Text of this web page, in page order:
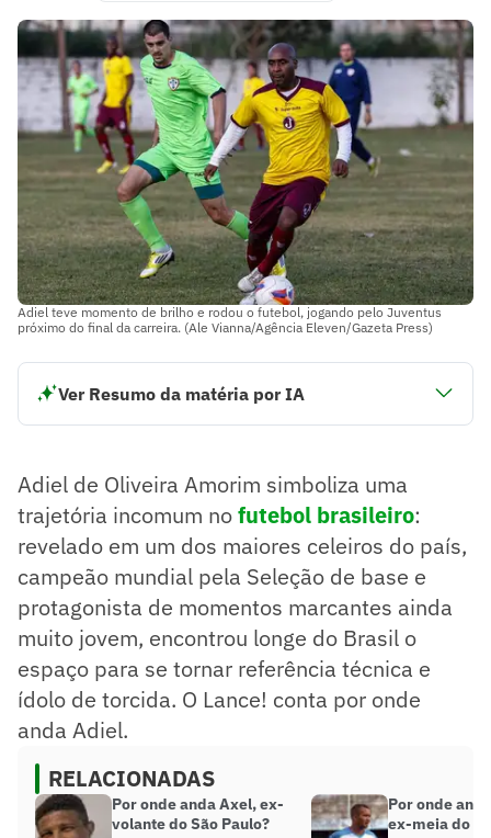
Adiel teve momento de brilho e rodou o futebol, jogando pelo Juventus
próximo do final da carreira. (Ale Vianna/Agência Eleven/Gazeta Press)
Ver Resumo da matéria por IA
Barcelona em 1998, mas enfrentou concorrência no clube
e foi emprestado a times como Urawa Red Diamonds.
Adiel viveu seu melhor momento no Shonan Bellmare,
tornando-se ídolo e conquistando acesso à J-League após
12 anos.
Resumo supervisionado pelo jornalista!
Adiel de Oliveira Amorim simboliza uma
trajetória incomum nofutebol brasileiro:
revelado em um dos maiores celeiros do país,
campeão mundial pela Seleção de base e
protagonista de momentos marcantes ainda
muito jovem, encontrou longe do Brasil o
espaço para se tornar referência técnica e
ídolo de torcida. O Lance! conta por onde
anda Adiel.
RELACIONADAS
Por onde anda Axel, ex-
volante do São Paulo?
Por onde
ex-meia do